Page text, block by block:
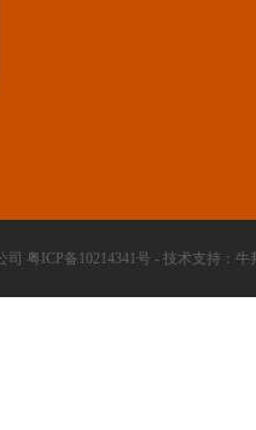
粤ICP备10214341号 - 技术支持：牛